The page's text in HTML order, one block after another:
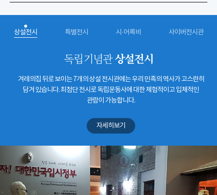
상설전시 특별전시 시·어록비 사이버전시관
독립기념관상설전시
겨레의집 뒤로 보이는 7개의 상설 전시관에는 우리 민족의 역사가 고스란히
담겨 있습니다. 최첨단 전시로 독립운동사에 대한 체험적이고 입체적인
관람이 가능합니다.
자세히보기